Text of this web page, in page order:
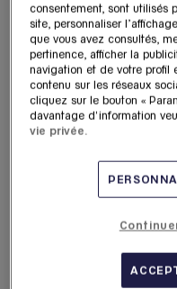
3
6.17
km
HO&JO
Lafayette
40
75009 Paris
4,7/5Note de 4.7
(26 avis)
Ouvert
Rolex -
40
consentement, sont utilisés
site, personnaliser
que vous avez consultés,
pertinence, afficher la
navigation et de votre profil
contenu sur les réseaux
cliquez sur le bouton «
davantage d'information
vie privée.